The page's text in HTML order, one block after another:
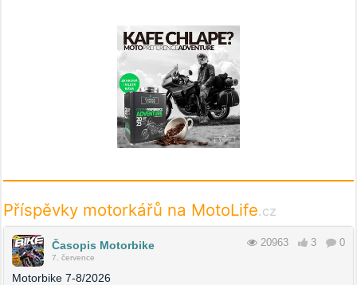
Příspěvky motorkářů na MotoLife.cz
Časopis Motorbike
7. července
20963 3 0
Motorbike 7-8/2026